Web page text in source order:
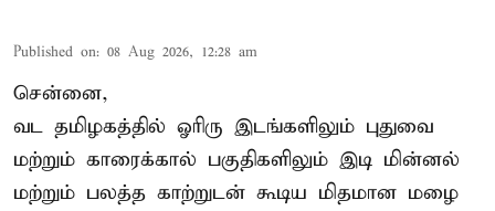
Published on: 08 Aug 2026, 12:28 am
சென்னை,
வட தமிழகத்தில் ஓரிரு இடங்களிலும் புதுவை
மற்றும் காரைக்கால் பகுதிகளிலும் இடி மின்னல்
மற்றும் பலத்த காற்றுடன் கூடிய மிதமான மழை